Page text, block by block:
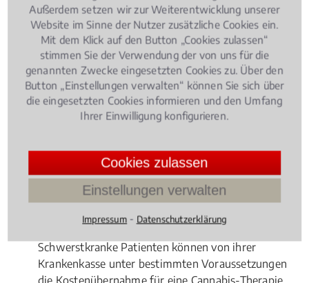
Medizinrecht, 15.02.2016 (Update 20.03.2026)
Wer hat Anspruch auf Cannabis auf
Rezept?
Schwerstkranke Patienten können von ihrer
Krankenkasse unter bestimmten Voraussetzungen
die Kostenübernahme für eine Cannabis-Therapie
Außerdem setzen wir zur Weiterentwicklung unserer
Website im Sinne der Nutzer zusätzliche Cookies ein.
Mit dem Klick auf den Button „Cookies zulassen“
stimmen Sie der Verwendung der von uns für die
genannten Zwecke eingesetzten Cookies zu. Über den
Button „Einstellungen verwalten“ können Sie sich über
die eingesetzten Cookies informieren und den Umfang
Ihrer Einwilligung konfigurieren.
Cookies zulassen
Einstellungen verwalten
Impressum ⁃ Datenschutzerklärung